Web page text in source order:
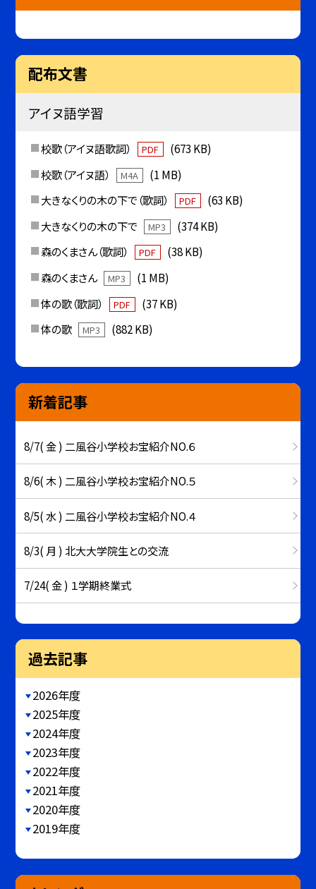
配布文書
アイヌ語学習
校歌（アイヌ語歌詞） PDF
(673 KB)
校歌（アイヌ語）
M4A
(1 MB)
大きなくりの木の下で（歌詞）
PDF
(63 KB)
大きなくりの木の下で
MP3
(374 KB)
森のくまさん（歌詞）
PDF
(38 KB)
森のくまさん
MP3
(1 MB)
体の歌（歌詞）
PDF
(37 KB)
体の歌
MP3 (882 KB)
新着記事
8/7( 金 ) 二風谷小学校お宝紹介NO.６
8/6( 木 ) 二風谷小学校お宝紹介NO.５
8/5( 水 ) 二風谷小学校お宝紹介NO.４
8/3( 月 ) 北大大学院生との交流
7/24( 金 ) １学期終業式
過去記事
2026年度
2025年度
2024年度
2023年度
2022年度
2021年度
2020年度
2019年度